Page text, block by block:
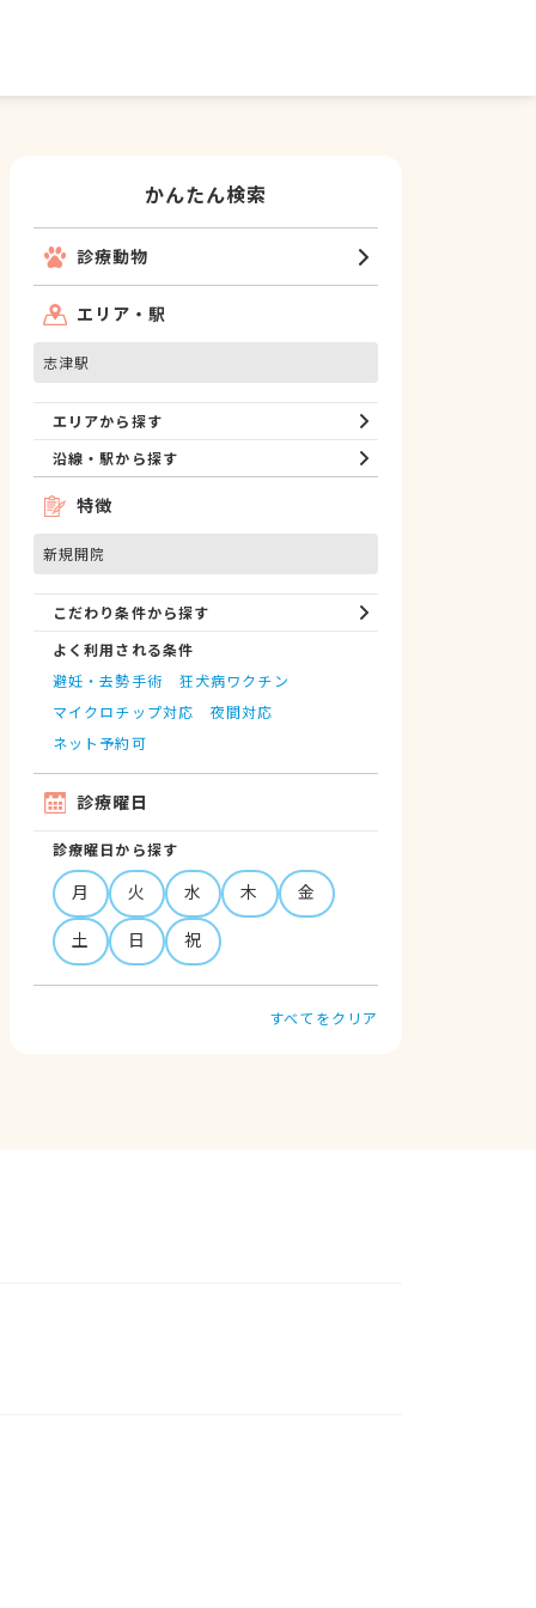
かんたん検索
診療動物
エリア・駅
志津駅
エリアから探す
沿線・駅から探す
特徴
新規開院
こだわり条件から探す
よく利用される条件
避妊・去勢手術
狂犬病ワクチン
マイクロチップ対応
夜間対応
ネット予約可
診療曜日
診療曜日から探す
月 火 水 木
金
土
日 祝
すべてをクリア